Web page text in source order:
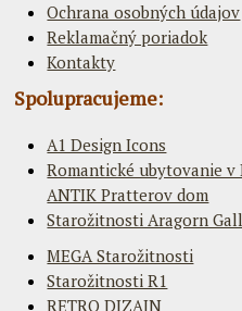
Ochrana osobných údajov
Reklamačný poriadok
Kontakty
Spolupracujeme:
A1 Design Icons
Romantické ubytovanie v
ANTIK Pratterov dom
Starožitnosti Aragorn
MEGA Starožitnosti
Starožitnosti R1
RETRO DIZAJN